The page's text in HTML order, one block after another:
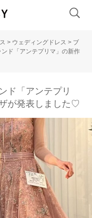
> ウェディングドレス > ブ
ンド「アンテプリマ」の新作
ド「アンテプリ
が発表しました♡